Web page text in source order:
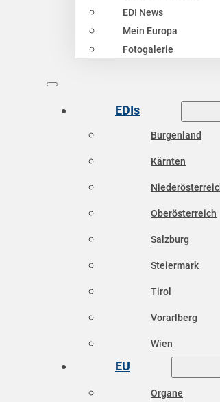
EDI News
Mein Europa
Fotogalerie
EDIs
Burgenland
Kärnten
Oberösterreich
Salzburg
Steiermark
Tirol
Vorarlberg
Wien
EU
Organe